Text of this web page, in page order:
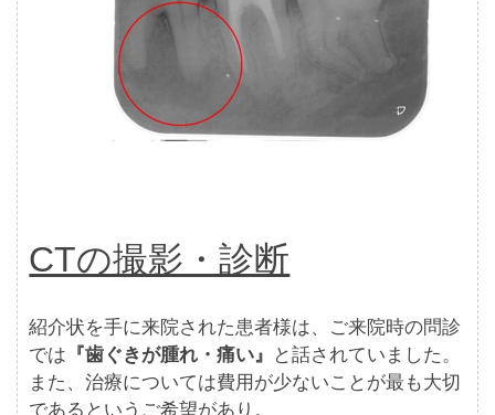
CTの撮影・診断
紹介状を手に来院された患者様は、ご来院時の問診
では 『歯ぐきが腫れ・痛い』
と話されていました。
また、治療については費用が少ないことが最も大切
であるというご希望があり。